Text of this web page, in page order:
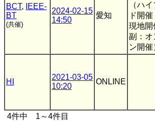
BCT,
IEEE-
BT
(共催)
2024-02-15
14:50
愛知
（ハ
ド開催
現地開
副：オ
ン開催
HI
2021-03-05
10:20
ONLINE
4件中 1～4件目